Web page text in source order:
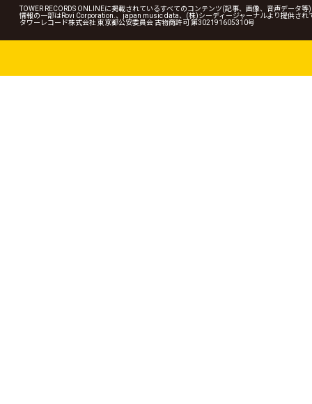
TOWER RECORDS ONLINEに掲載されているすべてのコンテンツ(記事、画像、音声データ
情報の一部はRovi Corporation.、japan music data、(株)シーディージャーナルより提供され
タワーレコード株式会社 東京都公安委員会 古物商許可 第302191605310号